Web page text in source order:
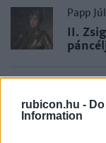
rubicon.hu -
Information
Papp
II.
A